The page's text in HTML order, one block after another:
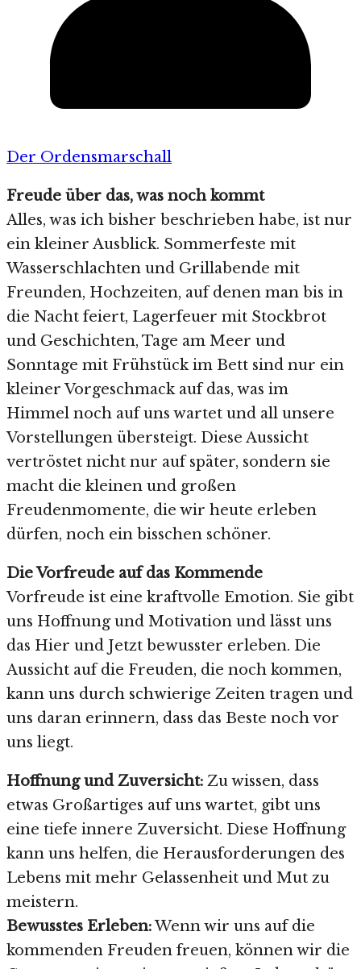
Der Ordensmarschall
Freude über das, was noch kommt
Alles, was ich bisher beschrieben habe, ist nur
ein kleiner Ausblick. Sommerfeste mit
Wasserschlachten und Grillabende mit
Freunden, Hochzeiten, auf denen man bis in
die Nacht feiert, Lagerfeuer mit Stockbrot
und Geschichten, Tage am Meer und
Sonntage mit Frühstück im Bett sind nur ein
kleiner Vorgeschmack auf das, was im
Himmel noch auf uns wartet und all unsere
Vorstellungen übersteigt. Diese Aussicht
vertröstet nicht nur auf später, sondern sie
macht die kleinen und großen
Freudenmomente, die wir heute erleben
dürfen, noch ein bisschen schöner.
Die Vorfreude auf das Kommende
Vorfreude ist eine kraftvolle Emotion. Sie gibt
uns Hoffnung und Motivation und lässt uns
das Hier und Jetzt bewusster erleben. Die
Aussicht auf die Freuden, die noch kommen,
kann uns durch schwierige Zeiten tragen und
uns daran erinnern, dass das Beste noch vor
uns liegt.
Hoffnung und Zuversicht: Zu wissen, dass
etwas Großartiges auf uns wartet, gibt uns
eine tiefe innere Zuversicht. Diese Hoffnung
kann uns helfen, die Herausforderungen des
Lebens mit mehr Gelassenheit und Mut zu
meistern.
Bewusstes Erleben:Wenn wir uns auf die
kommenden Freuden freuen, können wir die